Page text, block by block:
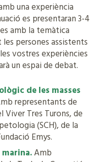
una experiència
es presentaran 3-4
amb la temàtica
persones assistents
vostres experiències
un espai de debat.
de les masses
representants de
Viver Tres Turons, de
(SCH), de la
Emys.
Amb